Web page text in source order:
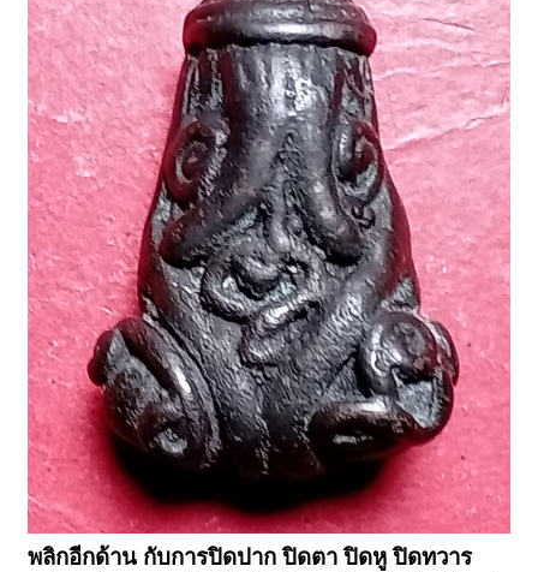
พลิกอีกด้าน กับการปิดปาก ปิดตา ปิดหู ปิดทวาร